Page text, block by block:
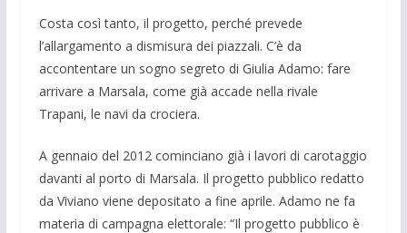
Costa così tanto, il progetto, perché prevede
l’allargamento a dismisura dei piazzali. C’è da
accontentare un sogno segreto di Giulia Adamo: fare
arrivare a Marsala, come già accade nella rivale
Trapani, le navi da crociera.
A gennaio del 2012 cominciano già i la­vori di carotaggio
davanti al porto di Mar­sala. Il progetto pubblico redatto
da Vivia­no viene depositato a fine aprile. Adamo ne fa
materia di campagna elettorale: “Il progetto pubblico è